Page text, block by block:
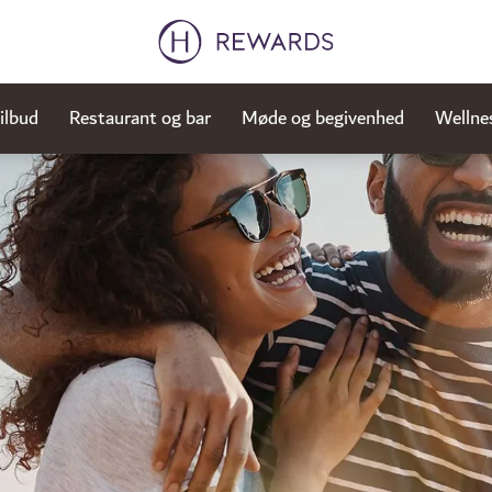
Restaurant og bar Møde og begivenhed